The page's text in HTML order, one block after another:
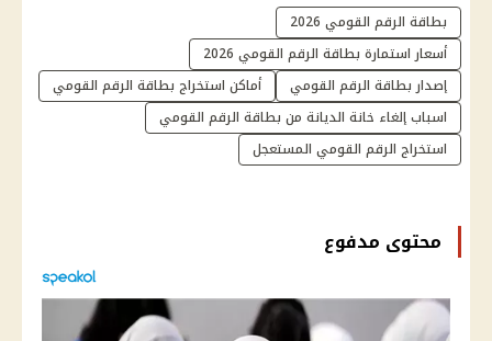
بطاقة الرقم القومي 2026
أسعار استمارة بطاقة الرقم القومي 2026
إصدار بطاقة الرقم القومي
أماكن استخراج بطاقة الرقم القومي
اسباب إلغاء خانة الديانة من بطاقة الرقم القومي
استخراج الرقم القومي المستعجل
محتوى مدفوع